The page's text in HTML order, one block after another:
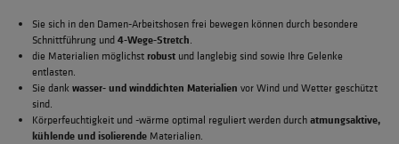
Sie sich in den Damen-Arbeitshosen frei bewegen können durch besondere
Schnittführung und4-Wege-Stretch.
die Materialien möglichstrobust und langlebig sind sowie Ihre Gelenke
entlasten.
Sie dank wasser- und winddichten Materialien vor Wind und Wetter geschützt
sind.
Körperfeuchtigkeit und -wärme optimal reguliert werden durchatmungsaktive,
kühlende und isolierende Materialien.